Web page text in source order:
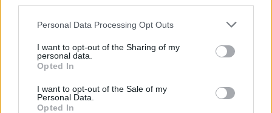
Please note that this website/app uses one or more Google
not limited to your visit or usage behaviour. You may click to
grant or deny consent to Google and its third-party tags to
use your data for below specified purposes in below Google
consent section.
Personal Data Processing Opt Outs
I want to opt-out of the Sharing of my
personal data.
Opted In
I want to opt-out of the Sale of my
Personal Data.
Opted In